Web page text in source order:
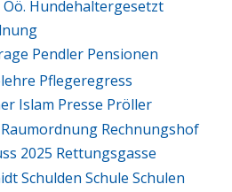
Oö. Hundehaltergesetzt
Pendler Pensionen
Pflegeregress
Islam Presse Pröller
Raumordnung Rechnungshof
2025 Rettungsgasse
Schulden Schule Schulen